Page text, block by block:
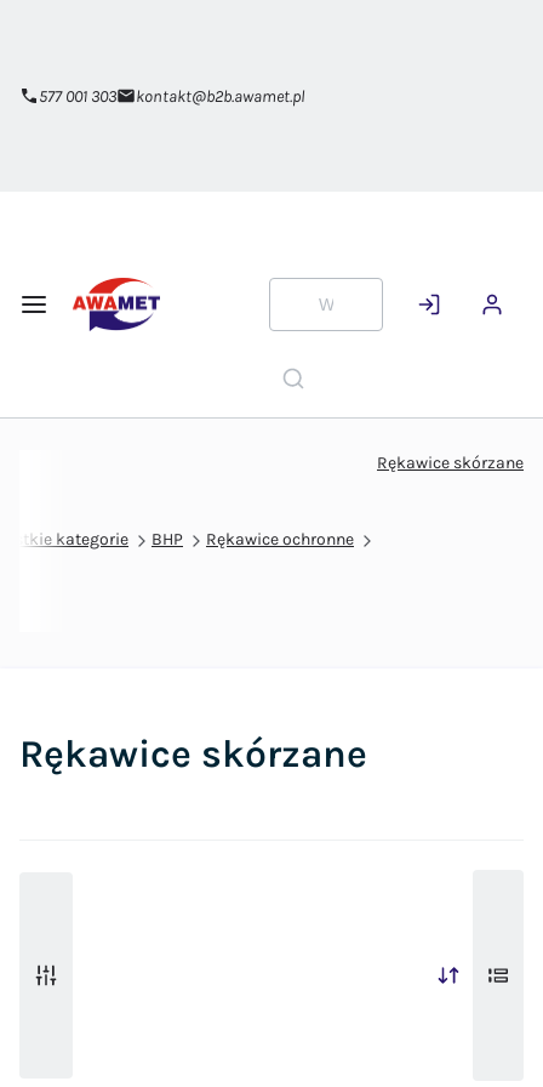
577 001 303
kontakt@b2b.awamet.pl
kategorie BHP Rękawice ochronne
Rękawice skórzane
Rękawice skórzane